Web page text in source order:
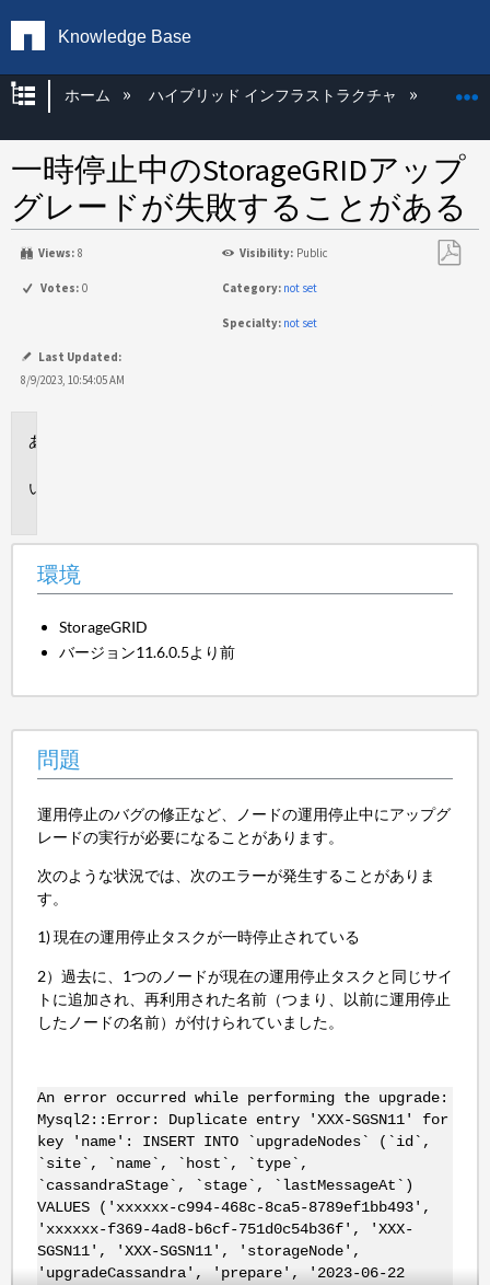
Knowledge Base
グローバル階層を展開/折りたたむ
ホーム ハイブリッド インフラストラクチャ
一時停止中のStorageGRIDアップ
グレードが失敗することがある
Views: 8 Visibility: Public
Votes: 0 Category: not set
Specialty: not set
Last Updated:
8/9/2023, 10:54:05 AM
環境
StorageGRID
バージョン11.6.0.5より前
問題
運用停止のバグの修正など、ノードの運用停止中にアップグ
レードの実行が必要になることがあります。
次のような状況では、次のエラーが発生することがありま
す。
1) 現在の運用停止タスクが一時停止されている
2）過去に、1つのノードが現在の運用停止タスクと同じサイ
トに追加され、再利用された名前（つまり、以前に運用停止
したノードの名前）が付けられていました。
An error occurred while performing the upgrade:
Mysql2::Error: Duplicate entry 'XXX-SGSN11' for
key 'name': INSERT INTO `upgradeNodes` (`id`,
`site`, `name`, `host`, `type`,
`cassandraStage`, `stage`, `lastMessageAt`)
VALUES ('xxxxxx-c994-468c-8ca5-8789ef1bb493',
'xxxxxx-f369-4ad8-b6cf-751d0c54b36f', 'XXX-
SGSN11', 'XXX-SGSN11', 'storageNode',
'upgradeCassandra', 'prepare', '2023-06-22